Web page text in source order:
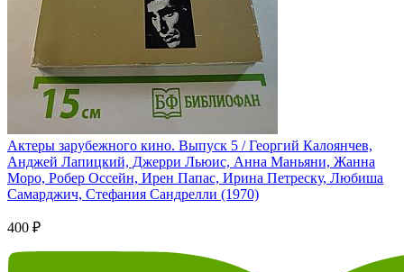
Актеры зарубежного кино. Выпуск 5 / Георгий Калоянчев,
Анджей Лапицкий, Джерри Льюис, Анна Маньяни, Жанна
Моро, Робер Оссейн, Ирен Папас, Ирина Петреску, Любиша
Самарджич, Стефания Сандрелли (1970)
400 ₽